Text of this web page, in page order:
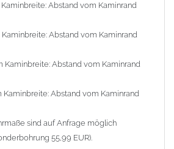
verschiedene Typen zur Auswahl. Bitte
siehe Auswahlfeld: 01 Haus,03 Welle
14 Sattel Welle, 15 Welle 90° gedreht,
2, 19 S-Line, 20 Pult
und 08 (Doppel Welle) haben einen
(bitte anfragen - Bestellung nicht über
06 (Krempe), 09 (Pagode), 10
Abstand vom Kaminrand
Abstand vom Kaminrand
Kaminbreite: Abstand vom Kaminrand
Kaminbreite: Abstand vom Kaminrand
sind auf Anfrage möglich
55,99 EUR).